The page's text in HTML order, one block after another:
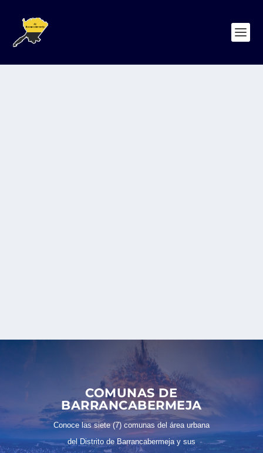
COMUNAS DE
BARRANCABERMEJA
Conoce las siete (7) comunas del área urbana
del Distrito de Barrancabermeja y sus